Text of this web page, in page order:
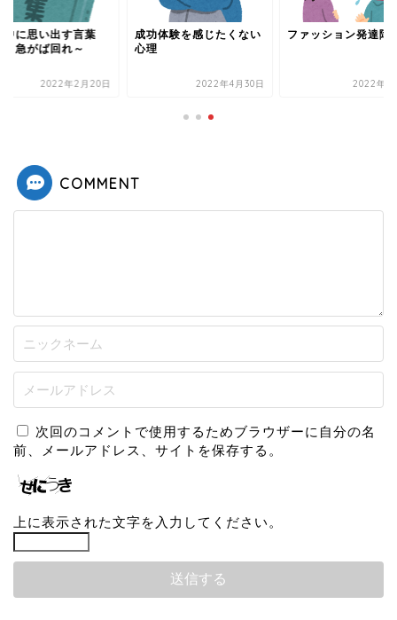
中に思い出す言葉
急がば回れ～
2022年2月20日
成功体験を感じたくない
心理
2022年4月30日
ファッション発達障
2022年8
COMMENT
次回のコメントで使用するためブラウザーに自分の名
前、メールアドレス、サイトを保存する。
上に表示された文字を入力してください。